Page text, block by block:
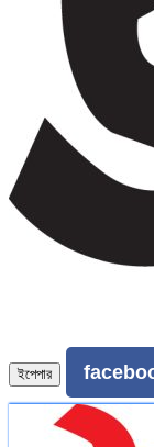
ইপেপার